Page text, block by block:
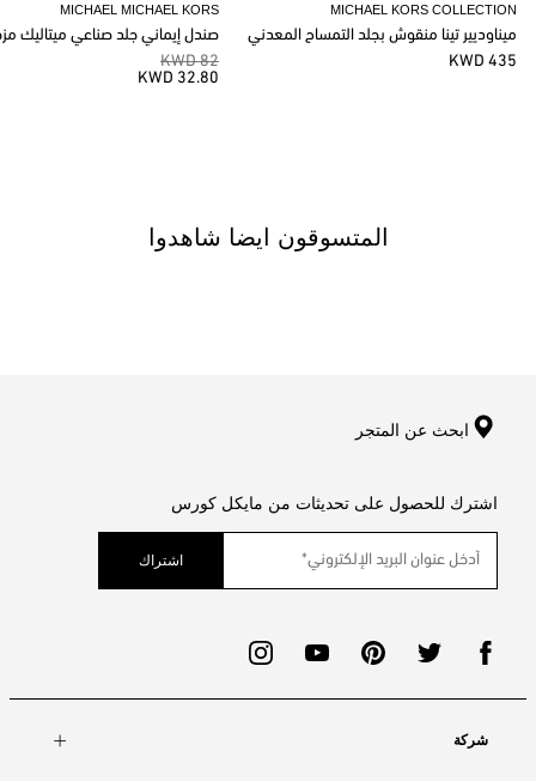
MICHAEL MICHAEL KORS
صندل إيماني جلد صناعي ميتاليك
82 KWD
32.80 KWD
MICHAEL KORS COLLECTION
ميناوديير تينا منقوش بجلد التمساح المعدني
435 KWD
المتسوقون ايضا شاهدوا
ابحث عن المتجر
اشترك للحصول على تحديثات من مايكل كورس
اشتراك
شركة